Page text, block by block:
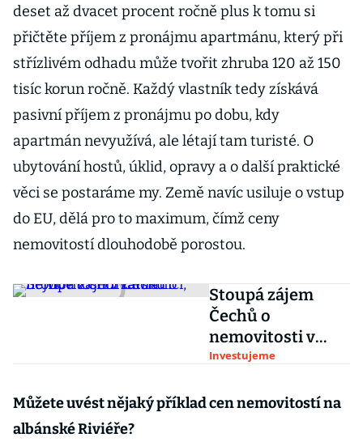
deset až dvacet procent ročně plus k tomu si
přičtěte příjem z pronájmu apartmánu, který při
střízlivém odhadu může tvořit zhruba 120 až 150
tisíc korun ročně. Každý vlastník tedy získává
pasivní příjem z pronájmu po dobu, kdy
apartmán nevyužívá, ale létají tam turisté. O
ubytování hostů, úklid, opravy a o další praktické
věci se postaráme my. Země navíc usiluje o vstup
do EU, dělá pro to maximum, čímž ceny
nemovitostí dlouhodobě porostou.
Stoupá zájem
Čechů o
nemovitosti v
zahraničí, nejvíce
Investujeme
Můžete uvést nějaký příklad cen nemovitostí na
albánské Riviéře?